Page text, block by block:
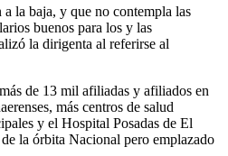
la baja, y que no contempla las
buenos para los y las
la dirigenta al referirse al
de 13 mil afiliadas y afiliados en
más centros de salud
y el Hospital Posadas de El
la órbita Nacional pero emplazado